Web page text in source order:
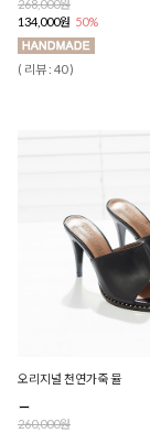
268,000원
134,000원 50%
( 리뷰 : 40 )
오리지널 천연가죽 뮬
260,000원